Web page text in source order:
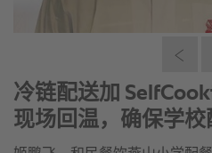
冷链配送加
现场回温，确保学校